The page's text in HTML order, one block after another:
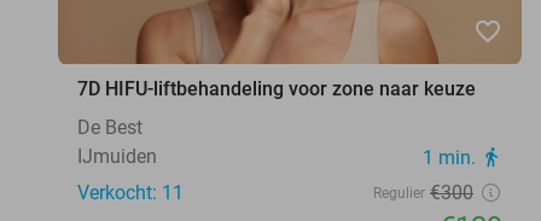
favorite_border
7D HIFU-liftbehandeling voor zone naar keuze
De Best
IJmuiden
1 min. directions_walk
Verkocht: 11 Regulier €300